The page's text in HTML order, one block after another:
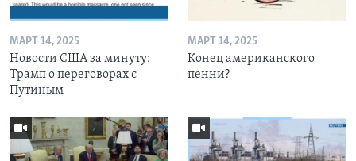
МАРТ 14, 2025
Новости США за минуту:
Трамп о переговорах с
Путиным
МАРТ 14, 2025
Конец американского
пенни?